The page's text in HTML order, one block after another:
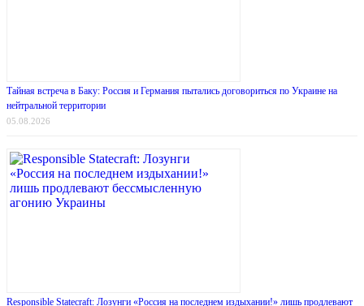
Тайная встреча в Баку: Россия и Германия пытались договориться по Украине на
нейтральной территории
05.08.2026
Responsible Statecraft: Лозунги «Россия на последнем издыхании!» лишь продлевают